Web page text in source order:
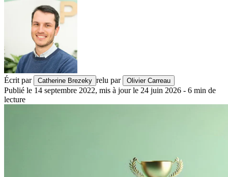
Écrit par Catherine Brezeky relu par Olivier Carreau
Publié le 14 septembre 2022, mis à jour le 24 juin 2026 - 6 min de
lecture